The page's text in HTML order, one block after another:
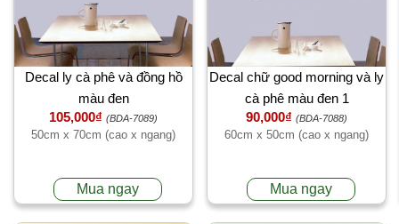
Decal ly cà phê và đồng hồ
màu đen
105,000₫ (BDA-7089)
50cm x 70cm (cao x ngang)
Mua ngay
Decal chữ good morning và ly
cà phê màu đen 1
90,000₫ (BDA-7088)
60cm x 50cm (cao x ngang)
Mua ngay